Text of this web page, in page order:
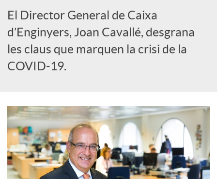
e
s
S
o
c
i
El Director General de Caixa
d’Enginyers, Joan Cavallé, desgrana
les claus que marquen la crisi de la
COVID-19.